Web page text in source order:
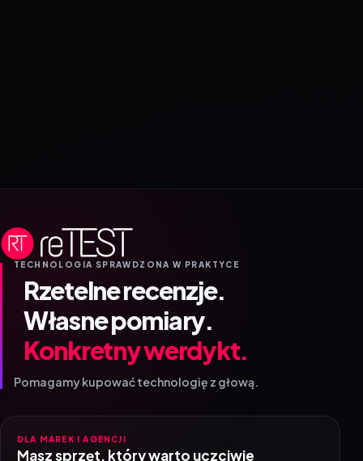
TECHNOLOGIA SPRAWDZONA W PRAKTYCE
Rzetelne recenzje.
Własne pomiary.
Konkretny werdykt.
Pomagamy kupować technologię z głową.
DLA MAREK I AGENCJI
Masz sprzęt, który warto uczciwie